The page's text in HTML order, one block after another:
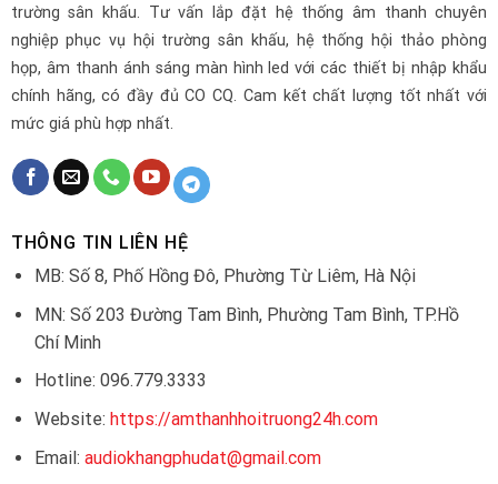
trường sân khấu. Tư vấn lắp đặt hệ thống âm thanh chuyên
nghiệp phục vụ hội trường sân khấu, hệ thống hội thảo phòng
họp, âm thanh ánh sáng màn hình led với các thiết bị nhập khẩu
chính hãng, có đầy đủ CO CQ. Cam kết chất lượng tốt nhất với
mức giá phù hợp nhất.
THÔNG TIN LIÊN HỆ
MB: Số 8, Phố Hồng Đô, Phường Từ Liêm, Hà Nội
MN: Số 203 Đường Tam Bình, Phường Tam Bình, TP.Hồ
Chí Minh
Hotline: 096.779.3333
Website: https://amthanhhoitruong24h.com
Email: audiokhangphudat@gmail.com